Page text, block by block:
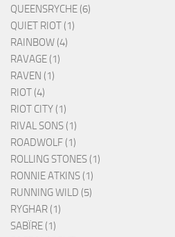
QUEENSRYCHE (6)
QUIET RIOT (1)
RAINBOW (4)
RAVAGE (1)
RAVEN (1)
RIOT (4)
RIOT CITY (1)
RIVAL SONS (1)
ROADWOLF (1)
ROLLING STONES (1)
RONNIE ATKINS (1)
RUNNING WILD (5)
RYGHAR (1)
SABÏRE (1)